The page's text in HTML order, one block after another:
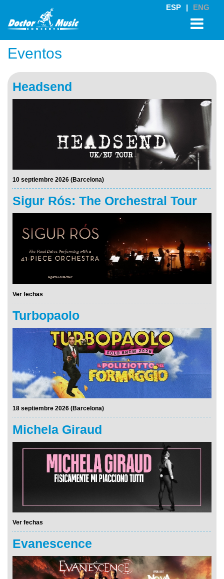
Eventos
Headsend
10 septiembre 2026 (Barcelona)
Sigur Rós: The Orchestral Tour
Ver fechas
Turbopaolo
18 septiembre 2026 (Barcelona)
Michela Giraud
Ver fechas
Evanescence
ESP | ENG